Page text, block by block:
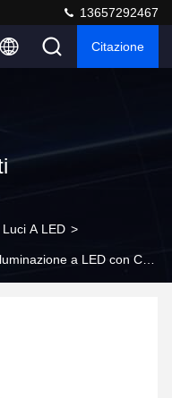
13657292467
Citazione
A LED >
a LED con CCT